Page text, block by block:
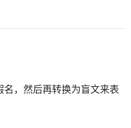
名，然后再转换为盲文来表